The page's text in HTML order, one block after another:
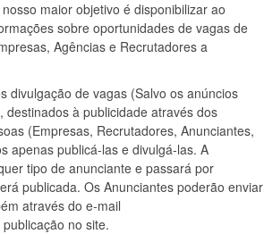
maior objetivo é disponibilizar ao
sobre oportunidades de vagas de
Agências e Recrutadores a
divulgação de vagas (Salvo os anúncios
à publicidade através dos
(Empresas, Recrutadores, Anunciantes,
apenas publicá-las e divulgá-las. A
tipo de anunciante e passará por
publicada. Os Anunciantes poderão enviar
através do e-mail
no site.